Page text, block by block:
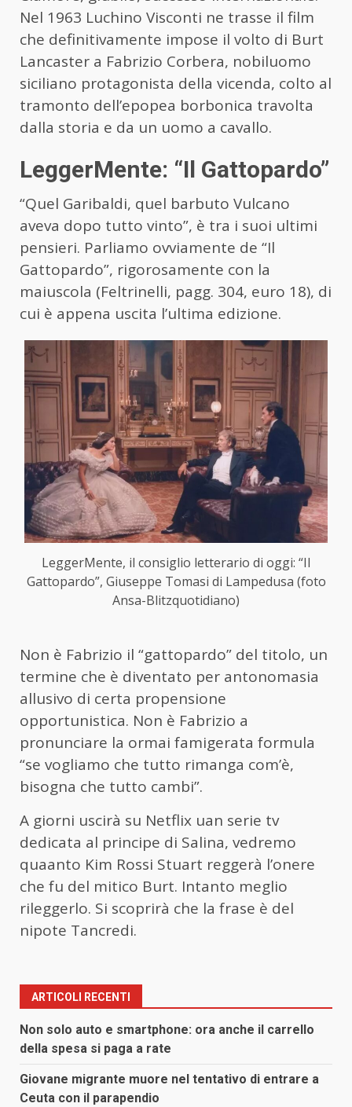
Nel 1963 Luchino Visconti ne trasse il film
che definitivamente impose il volto di Burt
Lancaster a Fabrizio Corbera, nobiluomo
siciliano protagonista della vicenda, colto al
tramonto dell’epopea borbonica travolta
dalla storia e da un uomo a cavallo.
LeggerMente: “Il Gattopardo”
“Quel Garibaldi, quel barbuto Vulcano
aveva dopo tutto vinto”, è tra i suoi ultimi
pensieri. Parliamo ovviamente de “Il
Gattopardo”, rigorosamente con la
maiuscola (Feltrinelli, pagg. 304, euro 18), di
cui è appena uscita l’ultima edizione.
LeggerMente, il consiglio letterario di oggi: “Il
Gattopardo”, Giuseppe Tomasi di Lampedusa (foto
Ansa-Blitzquotidiano)
Non è Fabrizio il “gattopardo” del titolo, un
termine che è diventato per antonomasia
allusivo di certa propensione
opportunistica. Non è Fabrizio a
pronunciare la ormai famigerata formula
“se vogliamo che tutto rimanga com’è,
bisogna che tutto cambi”.
A giorni uscirà su Netflix uan serie tv
dedicata al principe di Salina, vedremo
quaanto Kim Rossi Stuart reggerà l’onere
che fu del mitico Burt. Intanto meglio
rileggerlo. Si scoprirà che la frase è del
nipote Tancredi.
ARTICOLI RECENTI
Non solo auto e smartphone: ora anche il carrello
della spesa si paga a rate
Giovane migrante muore nel tentativo di entrare a
Ceuta con il parapendio